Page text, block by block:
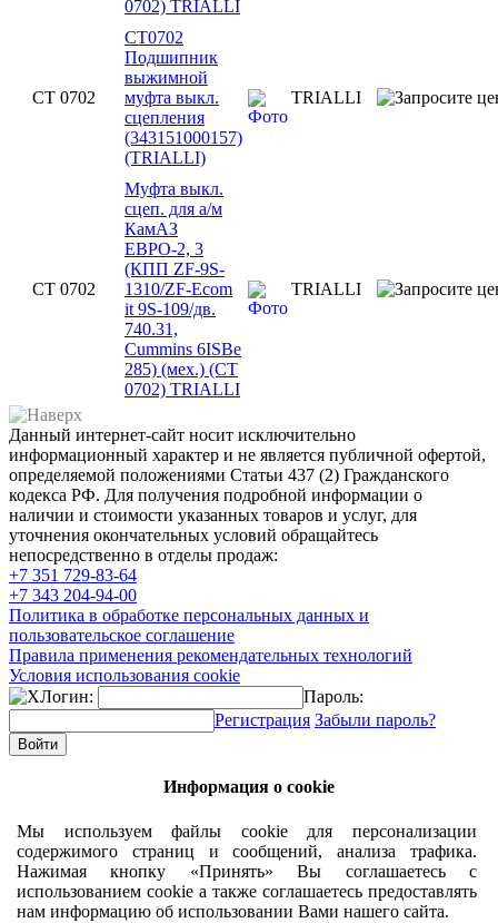
0702) TRIALLI
CT 0702
CT0702
Подшипник
выжимной
муфта выкл.
сцепления
(343151000157)
(TRIALLI)
TRIALLI
CT 0702
Муфта выкл.
сцеп. для а/м
КамАЗ
ЕВРО-2, 3
(КПП ZF-9S-
1310/ZF-Ecom
it 9S-109/дв.
740.31,
Cummins 6ISBe
285) (мех.) (CT
0702) TRIALLI
TRIALLI
Данный интернет-сайт носит исключительно
информационный характер и не является публичной офертой,
определяемой положениями Статьи 437 (2) Гражданского
кодекса РФ. Для получения подробной информации о
наличии и стоимости указанных товаров и услуг, для
уточнения окончательных условий обращайтесь
непосредственно в отделы продаж:
+7 351 729-83-64
+7 343 204-94-00
Политика в обработке персональных данных и
пользовательское соглашение
Правила применения рекомендательных технологий
Условия использования cookie
Логин:
Пароль:
Регистрация Забыли пароль?
Информация о cookie
Мы используем файлы cookie для персонализации
содержимого страниц и сообщений, анализа трафика.
Нажимая кнопку «Принять» Вы соглашаетесь с
использованием cookie а также соглашаетесь предоставлять
нам информацию об использовании Вами нашего сайта.